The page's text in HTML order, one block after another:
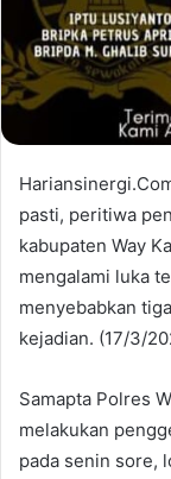
pasti, peritiwa
kabupaten Way
mengalami luka
menyebabkan
kejadian. (17/3/
Samapta Polres
melakukan
pada senin sore,